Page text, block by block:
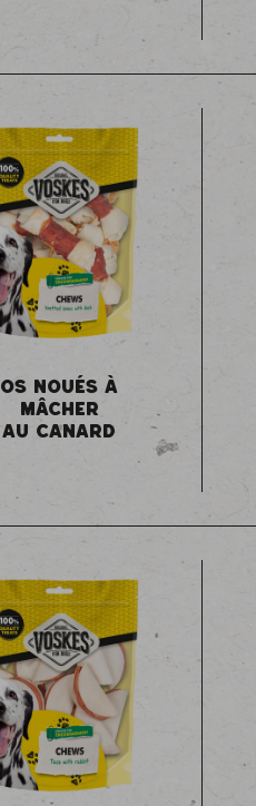
OS NOUÉS À
MÂCHER
AU CANARD